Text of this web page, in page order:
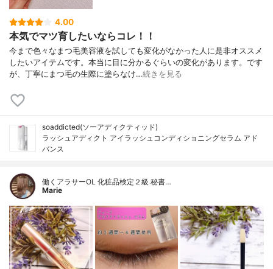
4.00
本気でマツ育したいならコレ！！
今まで色々なまつ毛美容液を試しても変化がなかった人に是非オススメ
したいアイテムです。本当に目に分かるぐらいの変化があります。です
が、丁寧にまつ毛の生際に塗らなけ…続きを見る
soaddicted(ソーアディクティッド)
ラッシュアディクト アイラッシュコンディショニングセラム アド
バンス
働くアラサーOL 化粧品検定２級 秘書…
Marie